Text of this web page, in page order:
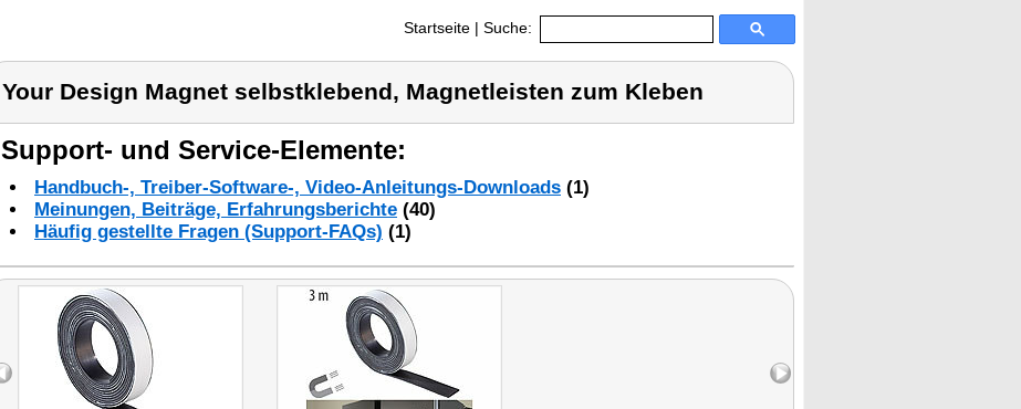
Startseite | Suche:
Your Design Magnet selbstklebend, Magnetleisten zum Kleben
Support- und Service-Elemente:
Handbuch-, Treiber-Software-, Video-Anleitungs-Downloads (1)
Meinungen, Beiträge, Erfahrungsberichte (40)
Häufig gestellte Fragen (Support-FAQs) (1)